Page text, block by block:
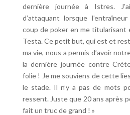
dernière journée à Istres.
d’attaquant lorsque
coup de poker en me titularisant
Testa. Ce petit but, qui est et
ma vie, nous a permis d’avoir
la dernière journée contre
folie ! Je me souviens de cette
le stade. Il n’y a pas de mots
ressent. Juste que 20 ans après
fait un truc de grand ! »